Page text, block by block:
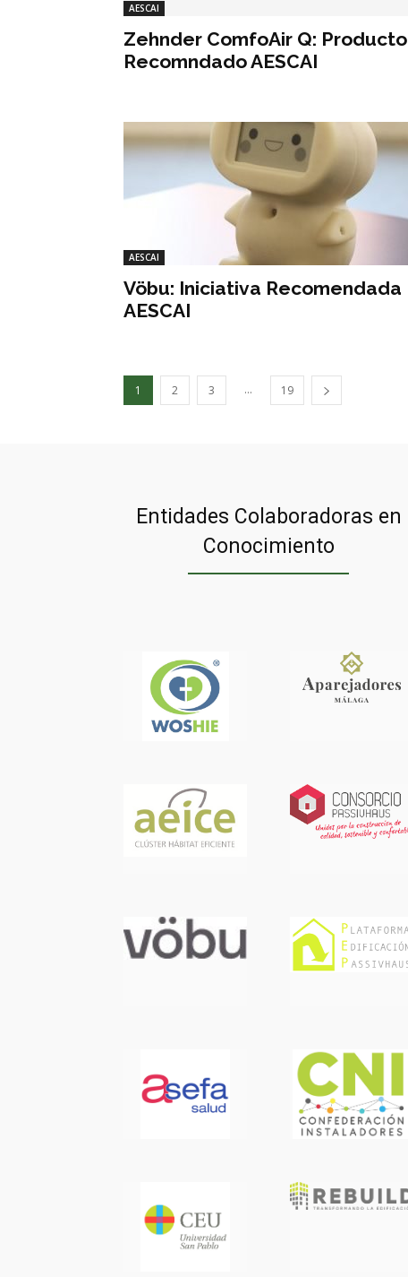
AESCAI
Zehnder ComfoAir Q: Producto
Recomndado AESCAI
AESCAI
Vöbu: Iniciativa Recomendada
AESCAI
1 2 3 ... 19
Entidades Colaboradoras en
Conocimiento